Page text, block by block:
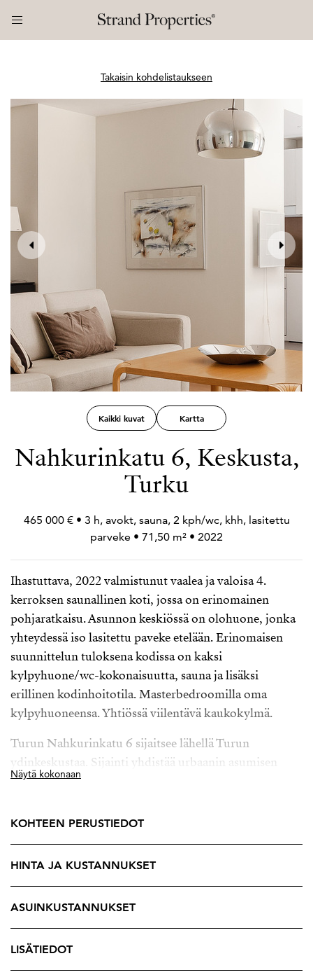
Takaisin kohdelistaukseen
Kaikki kuvat Kartta
Nahkurinkatu 6, Keskusta,
Turku
465 000 € • 3 h, avokt, sauna, 2 kph/wc, khh, lasitettu
parveke • 71,50 m² • 2022
Ihastuttava, 2022 valmistunut vaalea ja valoisa 4.
kerroksen saunallinen koti, jossa on erinomainen
pohjaratkaisu. Asunnon keskiössä on olohuone, jonka
yhteydessä iso lasitettu paveke etelään. Erinomaisen
suunnittelun tuloksena kodissa on kaksi
kylpyhuone/wc-kokonaisuutta, sauna ja lisäksi
erillinen kodinhoitotila. Masterbedroomilla oma
kylpyhuoneensa. Yhtiössä viilentävä kaukokylmä.
Turun Nahkurinkatu 6 sijaitsee lähellä Turun
ydinkeskustaa. Sijainti yhdistää urbaanin asumisen
helppouden ja nopean liikkumisen ympäröiviin
päivittäistavarakaupat, koulut, päiväkodit kuin
Tämä koti on erinomainen valinta niille, jotka
arvostavat sujuvaa arkea ja Turun keskustan
monipuolisia mahdollisuuksia. Mahdollista ostaa
Näytä kokonaan
KOHTEEN PERUSTIEDOT
HINTA JA KUSTANNUKSET
ASUINKUSTANNUKSET
LISÄTIEDOT